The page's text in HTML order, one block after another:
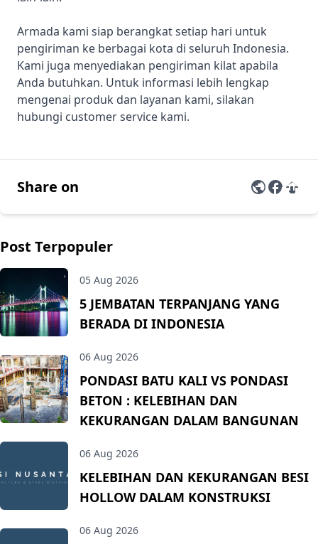
Armada kami siap berangkat setiap hari untuk
pengiriman ke berbagai kota di seluruh Indonesia.
Kami juga menyediakan pengiriman kilat apabila
Anda butuhkan. Untuk informasi lebih lengkap
mengenai produk dan layanan kami, silakan
hubungi customer service kami.
Share on
Post Terpopuler
05 Aug 2026
5 JEMBATAN TERPANJANG YANG
BERADA DI INDONESIA
06 Aug 2026
PONDASI BATU KALI VS PONDASI
BETON : KELEBIHAN DAN
KEKURANGAN DALAM BANGUNAN
06 Aug 2026
KELEBIHAN DAN KEKURANGAN BESI
HOLLOW DALAM KONSTRUKSI
06 Aug 2026